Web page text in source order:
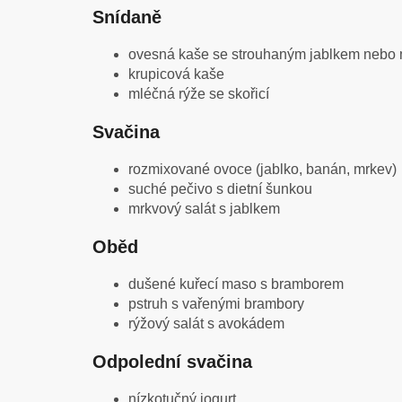
Snídaně
ovesná kaše se strouhaným jablkem nebo
krupicová kaše
mléčná rýže se skořicí
Svačina
rozmixované ovoce (jablko, banán, mrkev)
suché pečivo s dietní šunkou
mrkvový salát s jablkem
Oběd
dušené kuřecí maso s bramborem
pstruh s vařenými brambory
rýžový salát s avokádem
Odpolední svačina